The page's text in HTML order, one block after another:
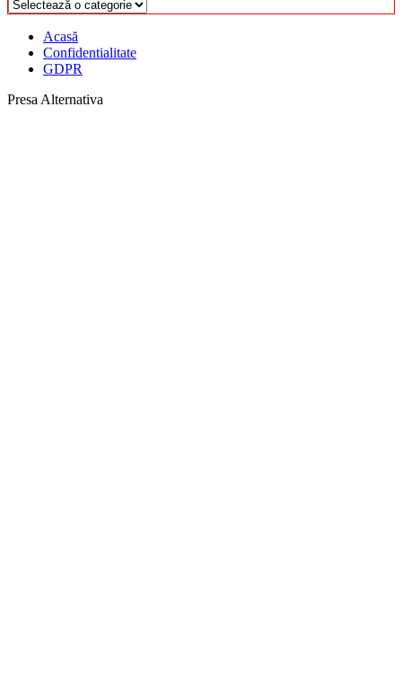
Categorii
Acasă
Confidentialitate
GDPR
Presa Alternativa